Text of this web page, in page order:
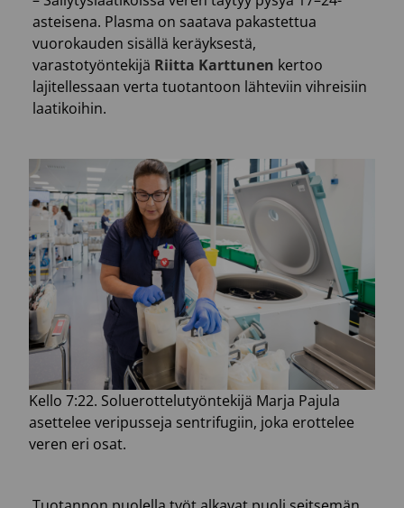
asteisena. Plasma on saatava pakastettua
vuorokauden sisällä keräyksestä,
varastotyöntekijä Riitta Karttunen kertoo
lajitellessaan verta tuotantoon lähteviin vihreisiin
laatikoihin.
Kello 7:22. Soluerottelutyöntekijä Marja Pajula
asettelee veripusseja sentrifugiin, joka erottelee
veren eri osat.